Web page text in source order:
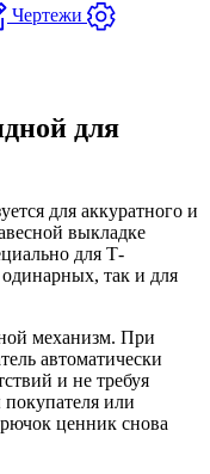
Чертежи
для
для аккуратного и
выкладке
для Т-
так и для
механизм. При
автоматически
и не требуя
или
ценник снова